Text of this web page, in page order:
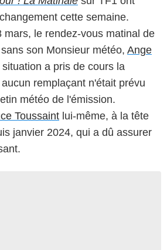
cette semaine.
mars, le rendez-vous matinal de
son Monsieur météo, Ange
a pris de cours la
remplaçant n'était prévu
météo de l'émission.
Toussaint lui-même, à la tête
janvier 2024, qui a dû assurer